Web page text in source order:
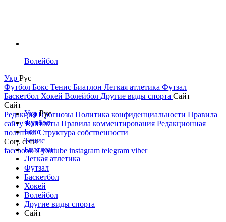
Волейбол
Укр Рус
Футбол Бокс Тенис Биатлон Легкая атлетика Футзал
Баскетбол Хокей Волейбол Другие виды спорта Сайт
Сайт
РедакцияПрогнозы Политика конфиденциальности Правила
сайтуКонтакты Правила комментирования Редакционная
политикаСтруктура собственности
Соц. сети
facebookxyoutube instagram telegram viber
УкрРус
Футбол
Бокс
Тенис
Биатлон
Легкая атлетика
Футзал
Баскетбол
Хокей
Волейбол
Другие виды спорта
Сайт